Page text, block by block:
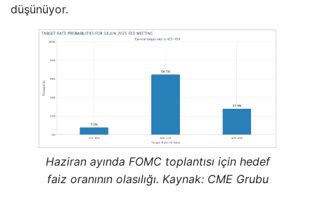
düşünüyor.
Haziran ayında FOMC toplantısı için hedef
faiz oranının olasılığı. Kaynak: CME Grubu